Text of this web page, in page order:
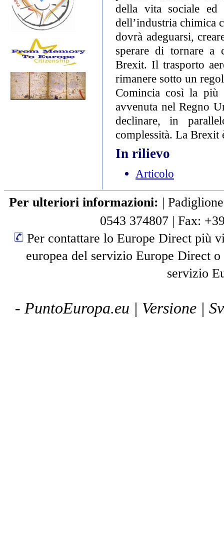
della vita sociale ed
dell’industria chimica
dovrà adeguarsi,
sperare di tornare a
Brexit. Il trasporto
rimanere sotto un
Comincia così la più
avvenuta nel Regno
declinare, in
complessità. La Brexit
In rilievo
Articolo
Per ulteriori informazioni: |
0543 374807 | Fax:
Per contattare lo Europe Direct più
europea del servizio Europe Direct
servizio
- PuntoEuropa.eu | Versione |